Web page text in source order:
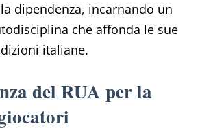
dipendenza, incarnando un
che affonda le sue
italiane.
del RUA per la